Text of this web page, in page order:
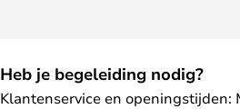
Heb je begeleiding nodig?
Klantenservice en openingstijden: